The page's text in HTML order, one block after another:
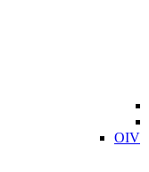
OIV